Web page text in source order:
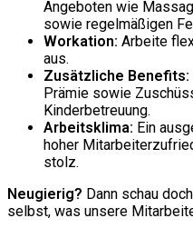
Angeboten wie
sowie regelmäßigen
Workation: Arbeite
aus.
Zusätzliche Benefits:
Prämie sowie
Kinderbetreuung.
Arbeitsklima: Ein
hoher
stolz.
Neugierig? Dann schau
selbst, was unsere